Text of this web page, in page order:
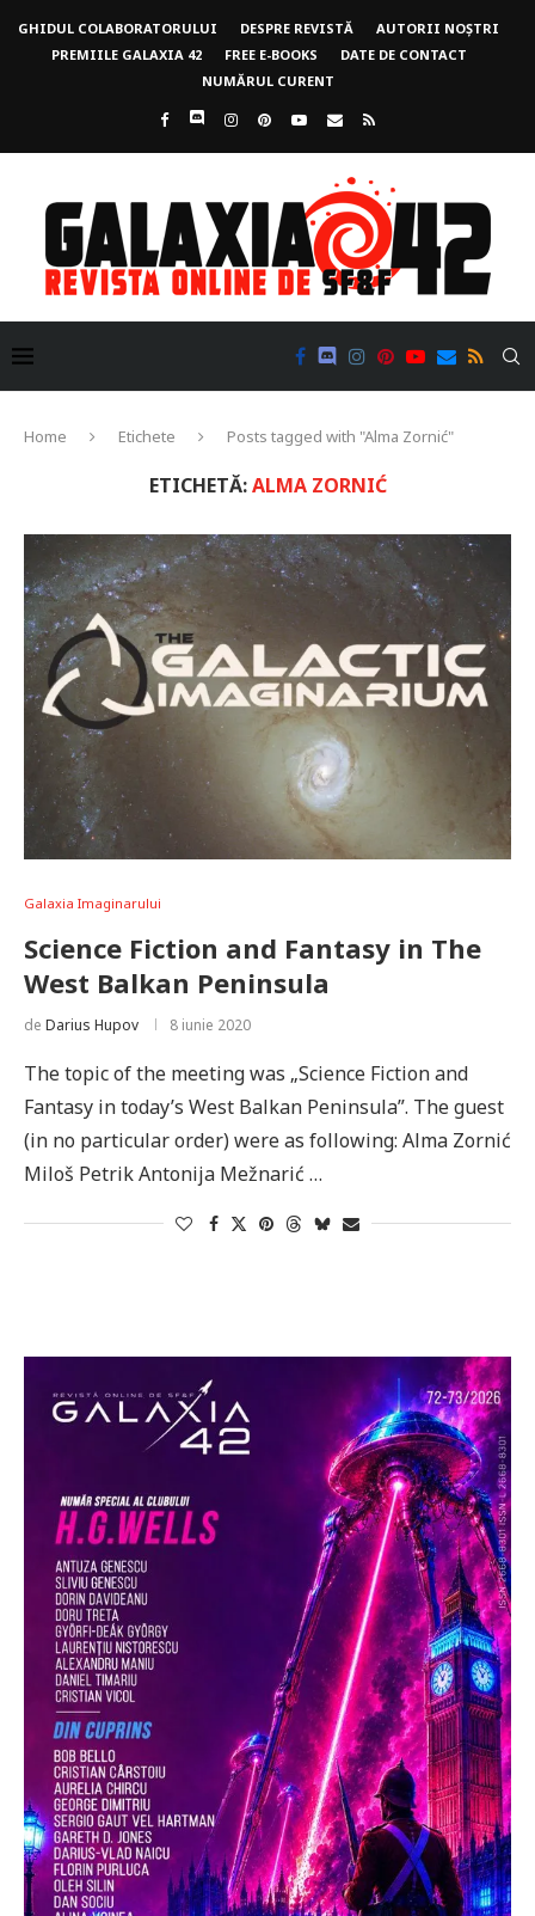
GHIDUL COLABORATORULUI DESPRE REVISTĂ
AUTORII NOȘTRI
PREMIILE GALAXIA 42
FREE E-BOOKS
DATE DE CONTACT
NUMĂRUL CURENT
Home Etichete Posts tagged with "Alma Zornić"
ETICHETĂ:ALMA ZORNIĆ
Galaxia Imaginarului
Science Fiction and Fantasy in The
West Balkan Peninsula
de Darius Hupov 8 iunie 2020
The topic of the meeting was „Science Fiction and
Fantasy in today’s West Balkan Peninsula”. The guest
(in no particular order) were as following: Alma Zornić
Miloš Petrik Antonija Mežnarić …